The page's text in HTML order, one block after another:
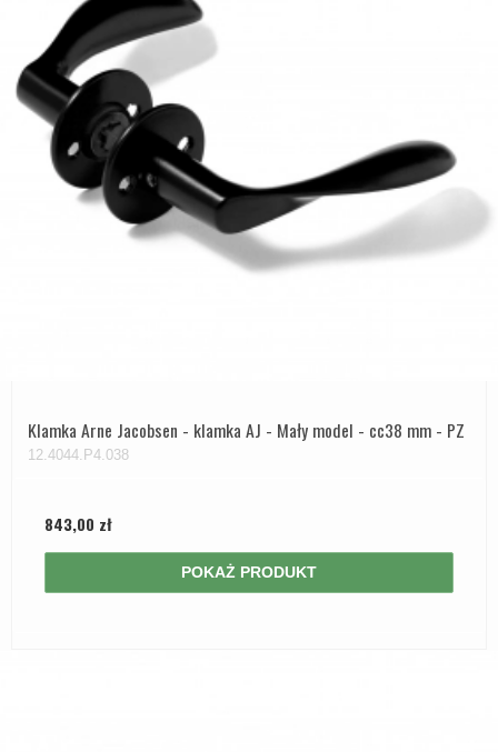
Klamka Arne Jacobsen - klamka AJ - Mały model - cc38 mm - PZ
12.4044.P4.038
843,00 zł
POKAŻ PRODUKT